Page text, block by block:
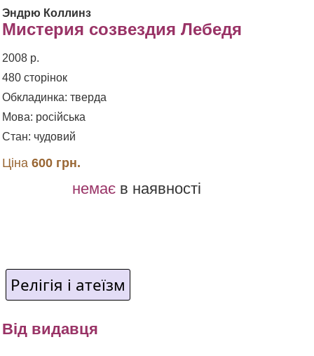
Эндрю Коллинз
Мистерия созвездия Лебедя
2008 р.
480 сторінок
Обкладинка: тверда
Мова: російська
Стан: чудовий
Ціна 600 грн.
немає в наявності
Релігія і атеїзм
Від видавця